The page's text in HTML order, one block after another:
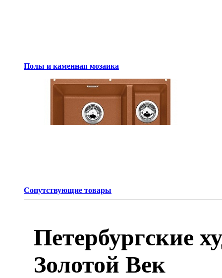
Полы и каменная мозаика
Сопутствующие товары
Петербургские
Золотой Век